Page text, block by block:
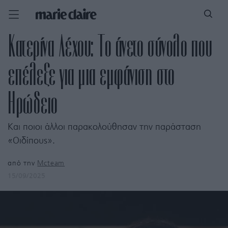
Κατερίνα Λέχου: Το άνετο σύνολο που
επέλεξε για μια εμφάνιση στο
Ηρώδειο
Και ποιοι άλλοι παρακολούθησαν την παράσταση
«Οιδίπους».
από την Mcteam